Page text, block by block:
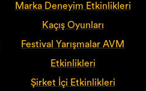
Marka Deneyim Etkinlikleri
Kaçış Oyunları
Festival Yarışmalar AVM
Etkinlikleri
Şirket İçi Etkinlikleri